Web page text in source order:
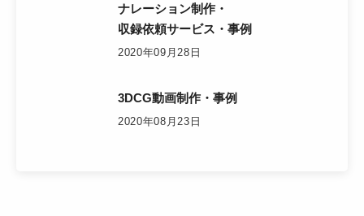
ナレーション制作・
収録依頼サービス・事例
2020年09月28日
3DCG動画制作・事例
2020年08月23日